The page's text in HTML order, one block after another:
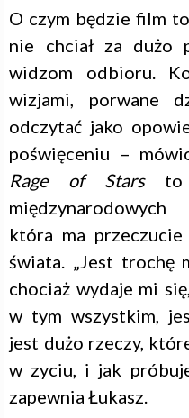
O czym będzie film
nie chciał za dużo
widzom odbioru.
wizjami, porwane
odczytać jako
poświęceniu –
Rage of Starsto
międzynarodowych
która ma
świata. „Jest trochę
chociaż wydaje mi
w tym wszystkim,
jest dużo rzeczy,
w zyciu, i jak
zapewnia Łukasz.